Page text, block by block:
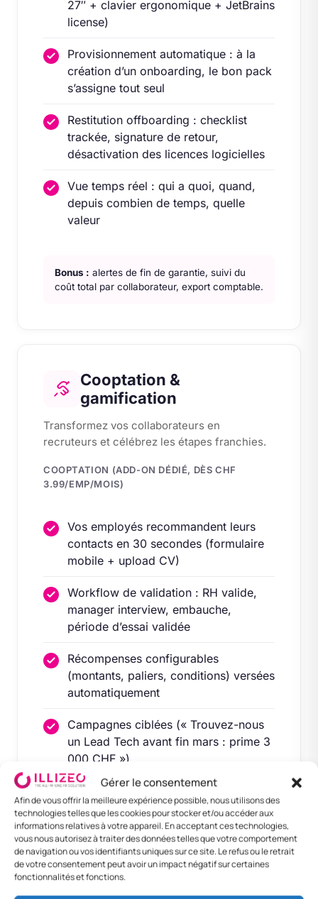
Gérer le consentement
Afin de vous offrir la meilleure expérience possible, nous utilisons des
technologies telles que les cookies pour stocker et/ou accéder aux
informations relatives à votre appareil. En acceptant ces technologies,
vous nous autorisez à traiter des données telles que votre comportement
de navigation ou vos identifiants uniques sur ce site. Le refus ou le retrait
de votre consentement peut avoir un impact négatif sur certaines
fonctionnalités et fonctions.
27″ + clavier ergonomique + JetBrains
license)
Provisionnement automatique : à la
création d’un onboarding, le bon pack
s’assigne tout seul
Restitution offboarding : checklist
trackée, signature de retour,
désactivation des licences logicielles
Vue temps réel : qui a quoi, quand,
depuis combien de temps, quelle
valeur
Bonus : alertes de fin de garantie, suivi du
coût total par collaborateur, export comptable.
Cooptation &
gamification
Transformez vos collaborateurs en
recruteurs et célébrez les étapes franchies.
COOPTATION (ADD-ON DÉDIÉ, DÈS CHF
3.99/EMP/MOIS)
Vos employés recommandent leurs
contacts en 30 secondes (formulaire
mobile + upload CV)
Workflow de validation : RH valide,
manager interview, embauche,
période d’essai validée
Récompenses configurables
(montants, paliers, conditions) versées
automatiquement
Campagnes ciblées (« Trouvez-nous
un Lead Tech avant fin mars : prime 3
000 CHF »)
Leaderboard interne, statistiques sur
les parrains les plus actifs
GAMIFICATION INTÉGRÉE
Badges automatiques : « Première